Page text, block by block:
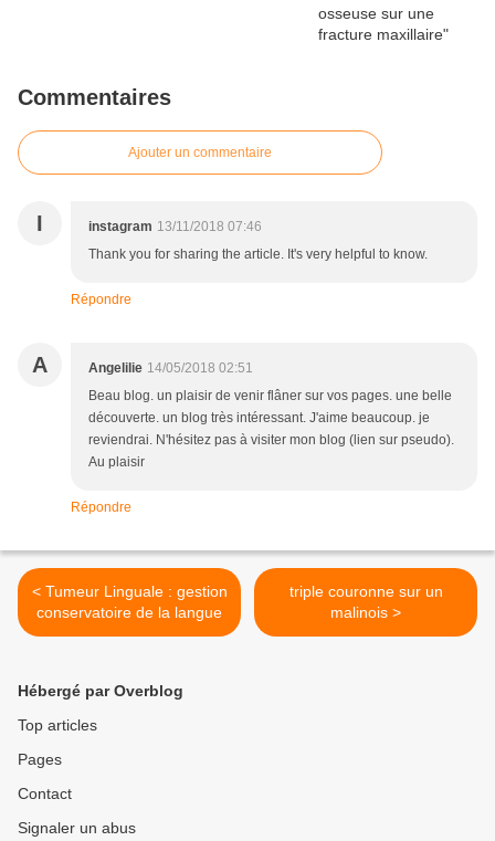
Commentaires
Ajouter un commentaire
I instagram 13/11/2018 07:46
Thank you for sharing the article. It's very helpful to know.
Répondre
A Angelilie 14/05/2018 02:51
Beau blog. un plaisir de venir flâner sur vos pages. une belle
découverte. un blog très intéressant. J'aime beaucoup. je
reviendrai. N'hésitez pas à visiter mon blog (lien sur pseudo).
Au plaisir
Répondre
< Tumeur Linguale : gestion
conservatoire de la langue
triple couronne sur un
malinois >
Hébergé par Overblog
Top articles
Pages
Contact
Signaler un abus